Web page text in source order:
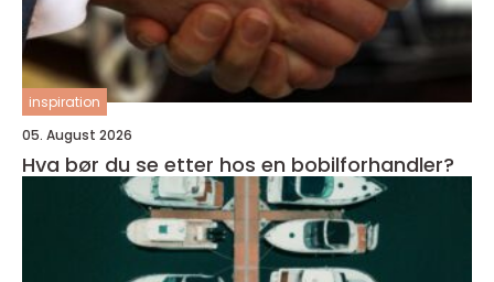
inspiration
05. August 2026
Hva bør du se etter hos en bobilforhandler?